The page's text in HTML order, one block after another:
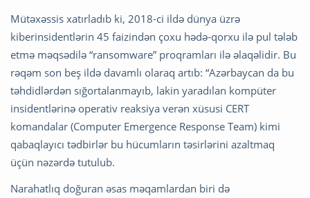
Mütəxəssis xatırladıb ki, 2018-ci ildə dünya üzrə
kiberinsidentlərin 45 faizindən çoxu hədə-qorxu ilə pul tələb
etmə məqsədilə “ransomware” proqramları ilə əlaqəlidir. Bu
rəqəm son beş ildə davamlı olaraq artıb: “Azərbaycan da bu
təhdidlərdən sığortalanmayıb, lakin yaradılan kompüter
insidentlərinə operativ reaksiya verən xüsusi CERT
komandalar (Computer Emergence Response Team) kimi
qabaqlayıcı tədbirlər bu hücumların təsirlərini azaltmaq
üçün nəzərdə tutulub.
Narahatlıq doğuran əsas məqamlardan biri də